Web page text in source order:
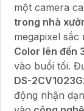
một camera
trong nhà
megapixel sắc
Color lên đến
vào buổi tối.
DS-
động nhận